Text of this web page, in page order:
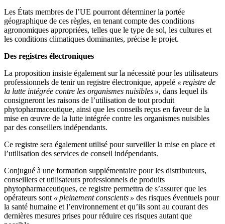
Les États membres de l’UE pourront déterminer la portée
géographique de ces règles, en tenant compte des conditions
agronomiques appropriées, telles que le type de sol, les cultures et
les conditions climatiques dominantes, précise le projet.
Des registres électroniques
La proposition insiste également sur la nécessité pour les utilisateurs
professionnels de tenir un registre électronique, appelé « registre de
la lutte intégrée contre les organismes nuisibles », dans lequel ils
consigneront les raisons de l’utilisation de tout produit
phytopharmaceutique, ainsi que les conseils reçus en faveur de la
mise en œuvre de la lutte intégrée contre les organismes nuisibles
par des conseillers indépendants.
Ce registre sera également utilisé pour surveiller la mise en place et
l’utilisation des services de conseil indépendants.
Conjugué à une formation supplémentaire pour les distributeurs,
conseillers et utilisateurs professionnels de produits
phytopharmaceutiques, ce registre permettra de s’assurer que les
opérateurs sont « pleinement conscients » des risques éventuels pour
la santé humaine et l’environnement et qu’ils sont au courant des
dernières mesures prises pour réduire ces risques autant que